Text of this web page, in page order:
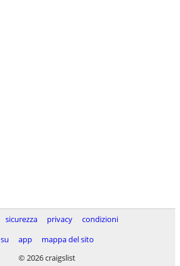
sicurezza privacy
condizioni
su
app
mappa del sito
© 2026 craigslist